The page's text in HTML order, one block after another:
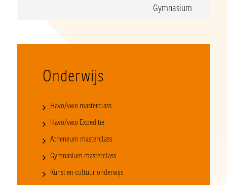
Gymnasium
Onderwijs
Havo/vwo masterclass
Havo/vwo Expeditie
Atheneum masterclass
Gymnasium masterclass
Kunst en cultuur onderwijs